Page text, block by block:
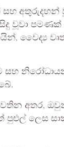
අතුරුදහන්
වූවා
වෛද්‍ය
සහ
අතර,
පුළුල් ලෙස